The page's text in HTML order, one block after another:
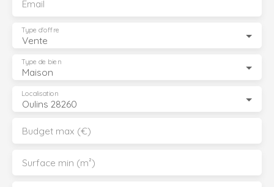
Email
Vente
Type d'offre
Maison
Type de bien
Oulins 28260
Localisation
Budget max (€)
Surface min (m²)